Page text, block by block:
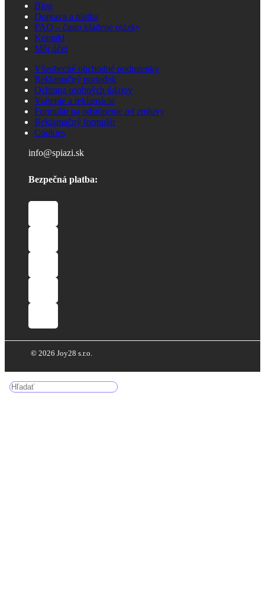
Blog
Doprava a platba
FAQ – často kladené otázky
Kontakt
Môj účet
Všeobecné obchodné podmienky
Reklamačný poriadok
Ochrana osobných údajov
Vrátenie a reklamácia
Formulár na odstúpenie od zmluvy
Reklamačný formulár
Cookies
info@spiazi.sk
Bezpečná platba:
© 2026 Joy28 s.r.o.